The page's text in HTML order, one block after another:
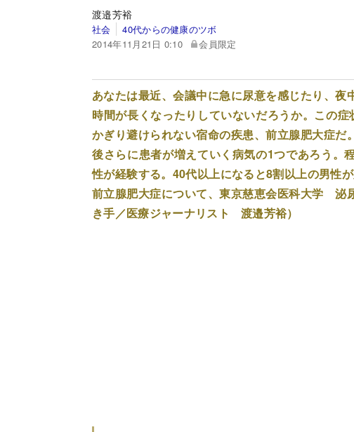
渡邉芳裕
社会
40代からの健康のツボ
2014年11月21日 0:10
会員限定
あなたは最近、会議中に急に尿意を感じたり、
時間が長くなったりしていないだろうか。この
かぎり避けられない宿命の疾患、前立腺肥大症
後さらに患者が増えていく病気の1つであろう。
性が経験する。40代以上になると8割以上の男性
前立腺肥大症について、東京慈恵会医科大学 泌
き手／医療ジャーナリスト 渡邉芳裕）